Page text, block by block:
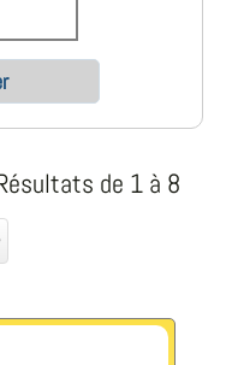
de 1 à 8